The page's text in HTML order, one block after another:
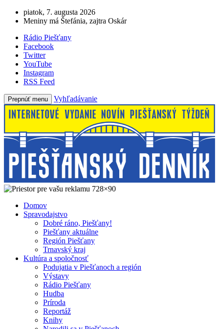
piatok, 7. augusta 2026
Meniny má Štefánia, zajtra Oskár
Rádio Piešťany
Facebook
Twitter
YouTube
Instagram
RSS Feed
Prepnúť menu Vyhľadávanie
Domov
Spravodajstvo
Dobré ráno, Piešťany!
Piešťany aktuálne
Región Piešťany
Trnavský kraj
Kultúra a spoločnosť
Podujatia v Piešťanoch a región
Výstavy
Rádio Piešťany
Hudba
Príroda
Reportáž
Knihy